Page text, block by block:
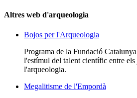
Altres web d'arqueologia
Bojos per l'Arqueologia
Programa de la Fundació
l'estímul del talent científic entre els
l'arqueologia.
Megalitisme de l'Empordà